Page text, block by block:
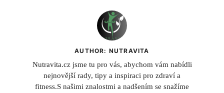
AUTHOR: NUTRAVITA
Nutravita.cz jsme tu pro vás, abychom vám nabídli
nejnovější rady, tipy a inspiraci pro zdraví a
fitness.S našimi znalostmi a nadšením se snažíme